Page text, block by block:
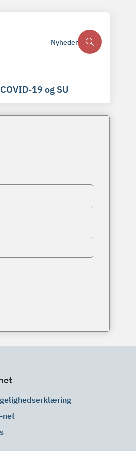
Nyheder
COVID-19 og SU
net